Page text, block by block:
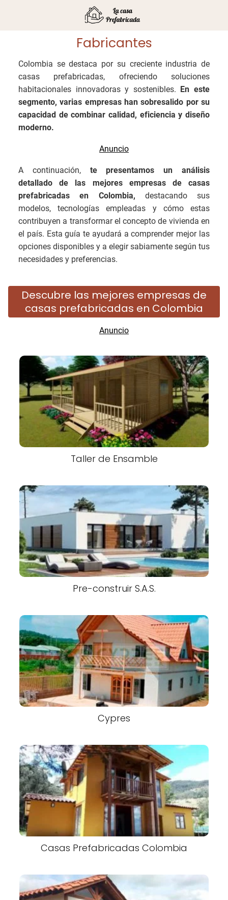
Fabricantes
Colombia se destaca por su creciente industria de
casas prefabricadas, ofreciendo soluciones
habitacionales innovadoras y sostenibles. En este
segmento, varias empresas han sobresalido por su
capacidad de combinar calidad, eficiencia y diseño
moderno.
A continuación,te presentamos un análisis
detallado de las mejores empresas de casas
prefabricadas en Colombia, destacando sus
modelos, tecnologías empleadas y cómo estas
contribuyen a transformar el concepto de vivienda en
el país. Esta guía te ayudará a comprender mejor las
opciones disponibles y a elegir sabiamente según tus
necesidades y preferencias.
Descubre las mejores empresas de
casas prefabricadas en Colombia
Taller de Ensamble
Pre-construir S.A.S.
Cypres
Casas Prefabricadas Colombia